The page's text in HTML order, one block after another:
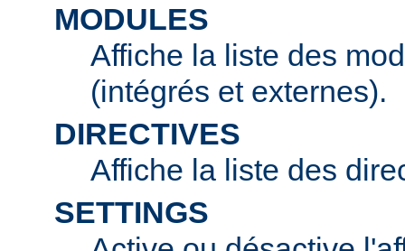
MODULES
Affiche la liste des
(intégrés et externes).
DIRECTIVES
Affiche la liste des
SETTINGS